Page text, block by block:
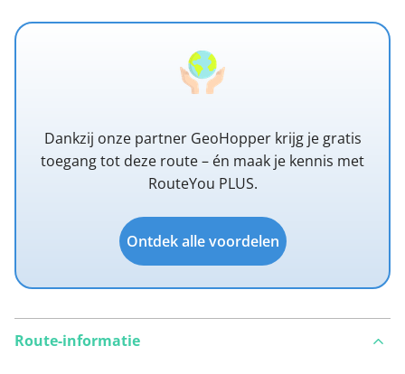
Dankzij onze partner GeoHopper krijg je gratis
toegang tot deze route – én maak je kennis met
RouteYou PLUS.
Ontdek alle voordelen
Route-informatie